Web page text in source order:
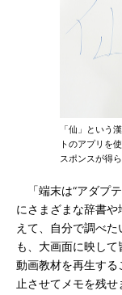
「仙」という
トのアプリを
スポンスが得
「端末は“アダプ
にさまざまな辞書
えて、自分で調べ
も、大画面に映し
動画教材を再生す
止させてメモを残